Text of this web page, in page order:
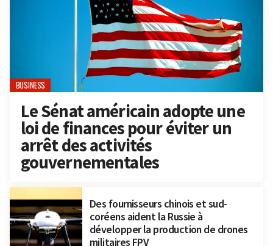
BUSINESS
Le Sénat américain adopte une
loi de finances pour éviter un
arrêt des activités
gouvernementales
Des fournisseurs chinois et sud-
coréens aident la Russie à
développer la production de drones
militaires FPV